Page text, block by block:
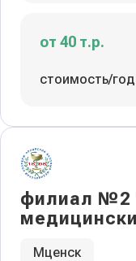
от 40 т.р.
стоимость/год
филиал №2
Мценск